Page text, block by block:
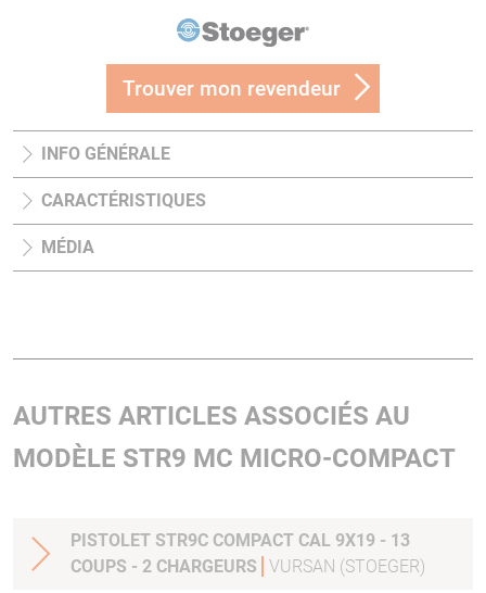
Trouver mon revendeur
INFO GÉNÉRALE
CARACTÉRISTIQUES
MÉDIA
AUTRES ARTICLES ASSOCIÉS AU
MODÈLE STR9 MC MICRO-COMPACT
PISTOLET STR9C COMPACT CAL 9X19 - 13
COUPS - 2 CHARGEURS
VURSAN (STOEGER)